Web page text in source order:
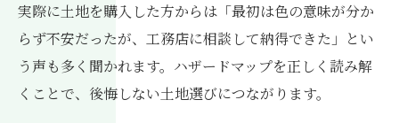
実際に土地を購入した方からは「最初は色の意味が分か
らず不安だったが、工務店に相談して納得できた」とい
う声も多く聞かれます。ハザードマップを正しく読み解
くことで、後悔しない土地選びにつながります。